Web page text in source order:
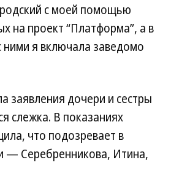
с моей помощью
на проект “Платформа”, а в
ними я включала заведомо
заявления дочери и сестры
слежка. В показаниях
что подозревает в
— Серебренникова, Итина,